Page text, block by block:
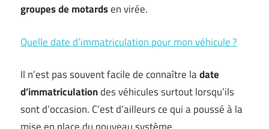
groupes de motardsen virée.
Quelle date d’immatriculation pour mon véhicule ?
Il n’est pas souvent facile de connaître ladate
d’immatriculationdes véhicules surtout lorsqu’ils
sont d’occasion. C’est d’ailleurs ce qui a poussé à la